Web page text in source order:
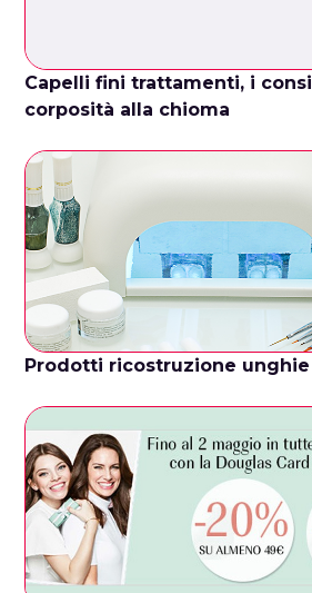
Capelli fini trattamenti, i
corposità alla chioma
Prodotti ricostruzione